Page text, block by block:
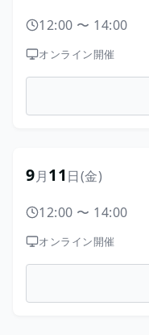
12:00 〜 14:00
オンライン開催
9月11日(金)
12:00 〜 14:00
オンライン開催